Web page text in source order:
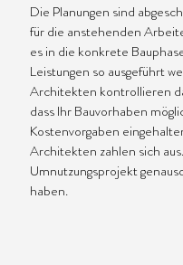
Die Planungen sind
für die anstehenden
es in die konkrete
Leistungen so ausgeführt
Architekten kontrollieren
dass Ihr Bauvorhaben
Kostenvorgaben
Architekten zahlen sich
Umnutzungsprojekt
haben.